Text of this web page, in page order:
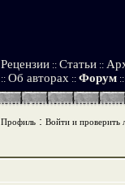
Рецензии :: Статьи ::
:: Об авторах :: Форум ::
Профиль: Войти и проверить